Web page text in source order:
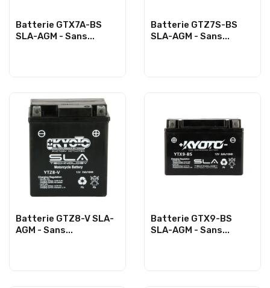
Batterie GTX7A-BS
SLA-AGM - Sans...
Batterie GTZ7S-BS
SLA-AGM - Sans...
Batterie GTZ8-V SLA-
AGM - Sans...
Batterie GTX9-BS
SLA-AGM - Sans...